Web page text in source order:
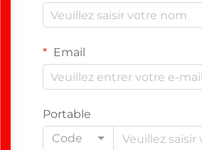
Email
Portable
Code